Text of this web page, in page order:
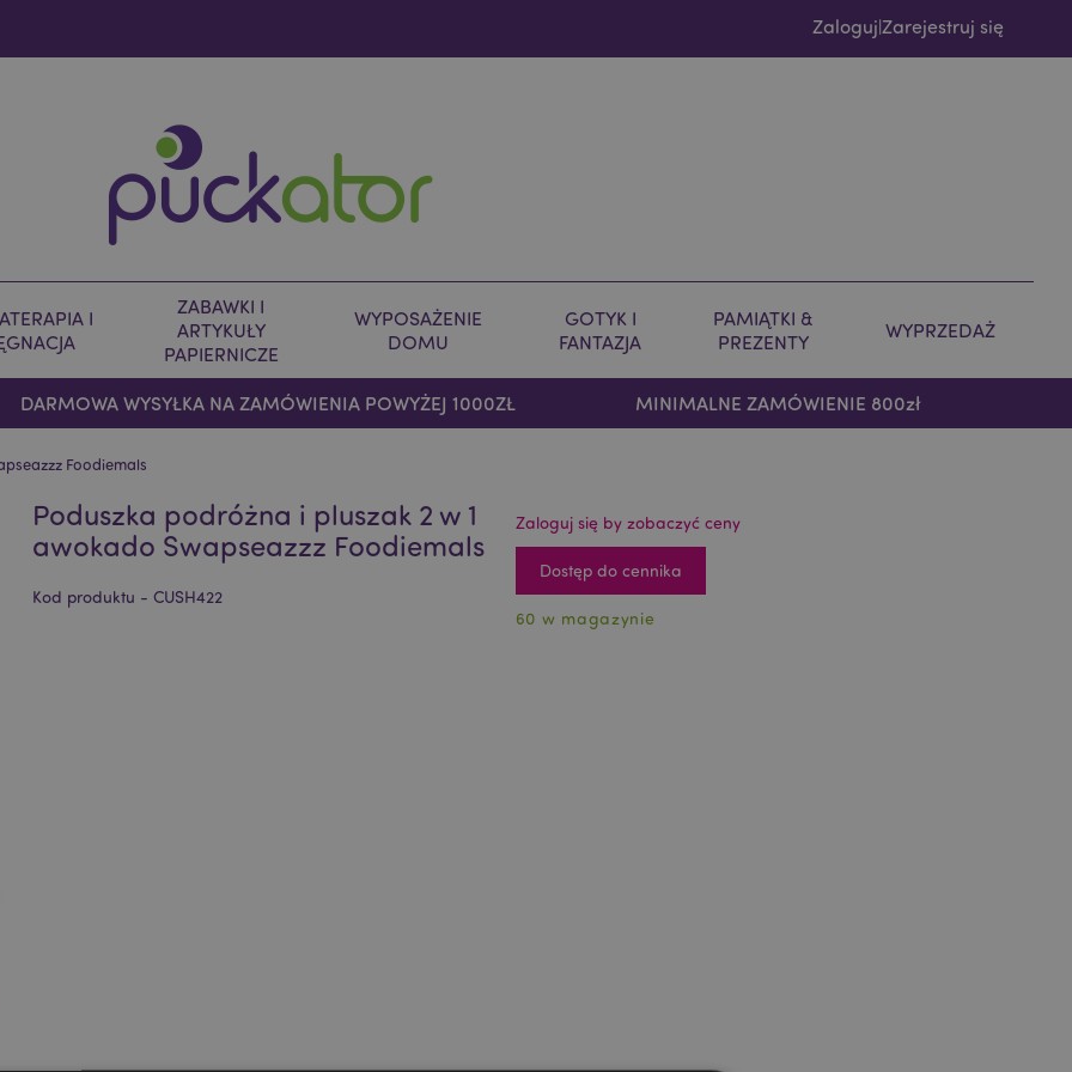
Zaloguj|Zarejestruj się
I
ZABAWKI I
ARTYKUŁY
PAPIERNICZE
WYPOSAŻENIE
DOMU
GOTYK I
FANTAZJA
PAMIĄTKI &
PREZENTY
WYPRZEDAŻ
DARMOWA WYSYŁKA NA ZAMÓWIENIA POWYŻEJ 1000ZŁ MINIMALNE ZAMÓWIENIE 800zł
Foodiemals
Poduszka podróżna i pluszak 2 w 1
awokado Swapseazzz Foodiemals
Kod produktu - CUSH422
Zaloguj się by zobaczyć ceny
Dostęp do cennika
60 w magazynie